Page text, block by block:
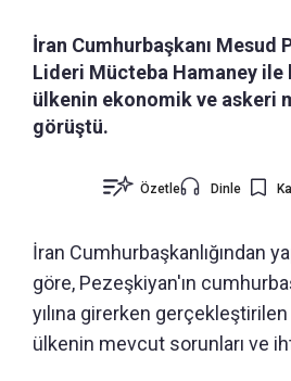
İran Cumhurbaşkanı Mesud
Lideri Mücteba Hamaney ile
ülkenin ekonomik ve askeri
görüştü.
Özetle Dinle
İran Cumhurbaşkanlığından
göre, Pezeşkiyan'ın
yılına girerken
ülkenin mevcut sorunları ve